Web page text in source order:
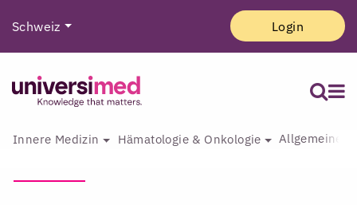
Schweiz Login
Innere Medizin Hämatologie & Onkologie Allgemeine